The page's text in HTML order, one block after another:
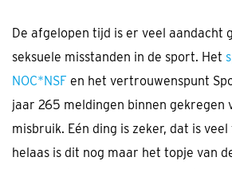
De afgelopen tijd is er veel aandacht
seksuele misstanden in de sport. Het
NOC*NSF en het vertrouwenspunt
jaar 265 meldingen binnen gekregen
misbruik. Eén ding is zeker, dat is
helaas is dit nog maar het topje van